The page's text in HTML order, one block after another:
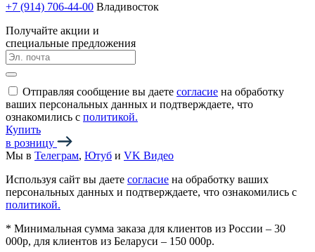
+7 (914) 706-44-00 Владивосток
Получайте акции и
специальные предложения
Отправляя сообщение вы даете согласие на обработку
ваших персональных данных и подтверждаете, что
ознакомились с политикой.
Купить
в розницу
Мы в Телеграм, Ютуб и VK Видео
Используя сайт вы даете согласие на обработку ваших
персональных данных и подтверждаете, что ознакомились с
политикой.
* Минимальная сумма заказа для клиентов из России – 30
000р, для клиентов из Беларуси – 150 000р.